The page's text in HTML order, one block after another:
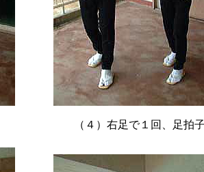
（４）右足で１回、足拍